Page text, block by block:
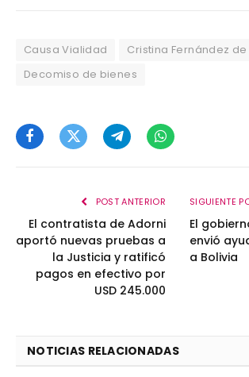
Causa Vialidad
Cristina Fernández
Decomiso de bienes
FacebookTwitterTelegramWhatsApp
POST ANTERIOR
El contratista de Adorni
aportó nuevas pruebas a
la Justicia y ratificó
pagos en efectivo por
USD 245.000
SIGUIENTE
El
envió
a Bolivia
NOTICIAS RELACIONADAS